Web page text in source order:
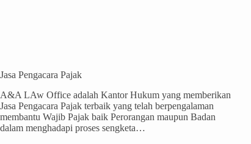
Jasa Pengacara Pajak
A&A LAw Office adalah Kantor Hukum yang memberikan
Jasa Pengacara Pajak terbaik yang telah berpengalaman
membantu Wajib Pajak baik Perorangan maupun Badan
dalam menghadapi proses sengketa…